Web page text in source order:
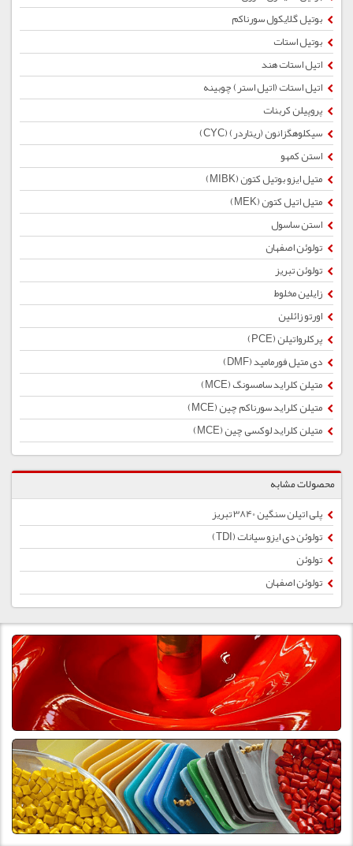
بوتیل گلایکول سورناکم
بوتیل استات
اتیل استات هند
اتیل استات (اتیل استر) چوبینه
پروپیلن کربنات
سیکلوهگزانون (ریتاردر) (CYC)
استن کمهو
متیل ایزو بوتیل کتون (MIBK)
متیل اتیل کتون (MEK)
استن ساسول
تولوئن اصفهان
تولوئن تبریز
زایلین مخلوط
اورتو زائلین
پرکلرواتیلن (PCE)
دی متیل فورمامید (DMF)
متیلن کلراید سامسونگ (MCE)
متیلن کلراید سورناکم چین (MCE)
متیلن کلراید لوکسی چین (MCE)
محصولات مشابه
پلی اتیلن سنگین 3840 تبریز
تولوئن دی ایزو سیانات (TDI)
تولوئن
تولوئن اصفهان